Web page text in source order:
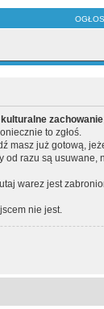
kulturalne zachowanie
to zgłoś.
masz już gotową,
razu są
warez jest
nie jest.